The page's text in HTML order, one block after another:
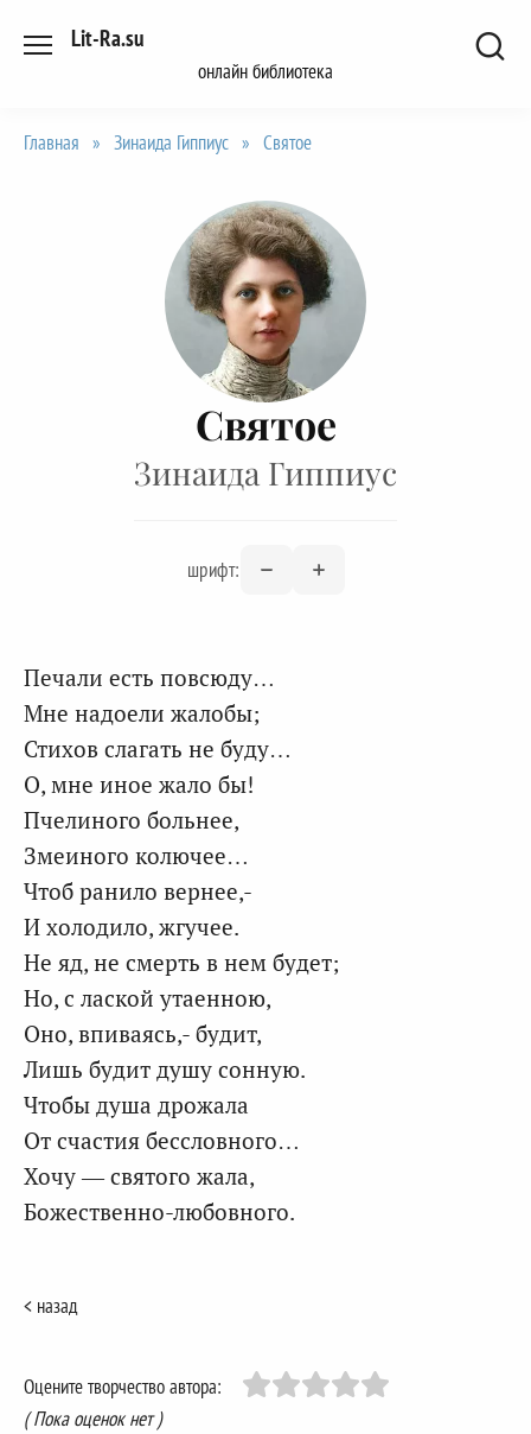
Lit-Ra.su
онлайн библиотека
Главная » Зинаида Гиппиус » Святое
Святое
Зинаида Гиппиус
шрифт:
Печали есть повсюду…
Мне надоели жалобы;
Стихов слагать не буду…
О, мне иное жало бы!
Пчелиного больнее,
Змеиного колючее…
Чтоб ранило вернее,-
И холодило, жгучее.
Не яд, не смерть в нем будет;
Но, с лаской утаенною,
Оно, впиваясь,- будит,
Лишь будит душу сонную.
Чтобы душа дрожала
От счастия бессловного…
Хочу — святого жала,
Божественно-любовного.
< назад
Оцените творчество автора:
( Пока оценок нет )